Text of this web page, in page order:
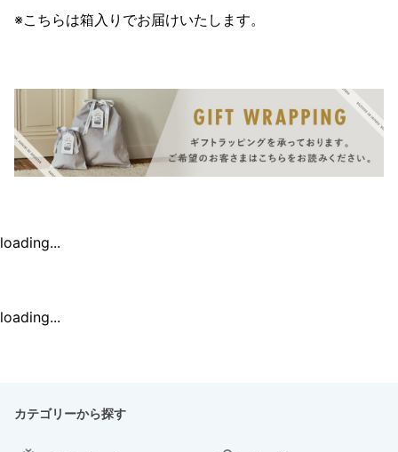
※こちらは箱入りでお届けいたします。
loading...
loading...
カテゴリーから探す